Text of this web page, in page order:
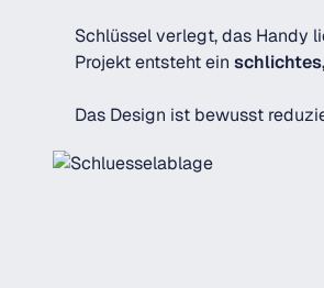
Schlüssel verlegt, das Handy
Projekt entsteht ein
Das Design ist bewusst